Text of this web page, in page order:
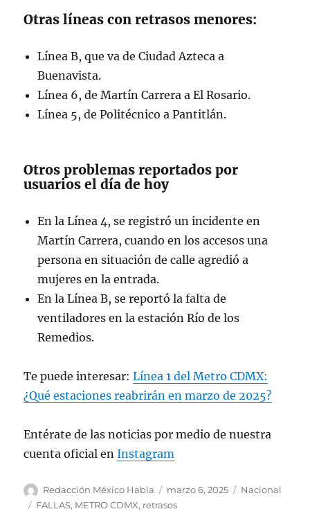
queda mucha gente en el andén
+Se va deteniendo en algunas
100#TomaPrecauciones🚨
https://t.co/p24IjDPWi7
— GUÍA METRO (@guiametromx)
Otras líneas con retrasos menores:
Línea B, que va de Ciudad Azteca a
Buenavista.
Línea 6, de Martín Carrera a El Rosario.
Línea 5, de Politécnico a Pantitlán.
Otros problemas reportados por
usuarios el día de hoy
En la Línea 4, se registró un incidente en
Martín Carrera, cuando en los accesos una
persona en situación de calle agredió a
mujeres en la entrada.
En la Línea B, se reportó la falta de
ventiladores en la estación Río de los
Remedios.
Te puede interesar:Línea 1 del Metro CDMX:
¿Qué estaciones reabrirán en marzo de 2025?
Entérate de las noticias por medio de nuestra
cuenta oficial enInstagram
A
u
Redacción México Habla
P
u
marzo 6, 2025
C
Nacional
E
FALLAS, METRO CDMX, retrasos